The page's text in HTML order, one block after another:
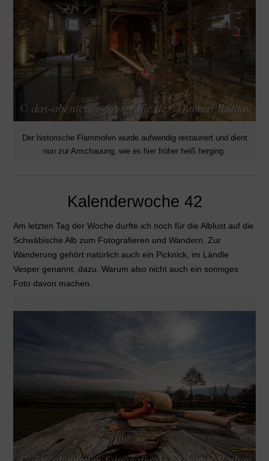
Der historische Flammofen wurde aufwendig restauriert und dient
nun zur Anschauung, wie es hier früher heiß herging.
Kalenderwoche 42
Am letzten Tag der Woche durfte ich noch für die Alblust auf die
Schwäbische Alb zum Fotografieren und Wandern. Zur
Wanderung gehört natürlich auch ein Picknick, im Ländle
Vesper genannt, dazu. Warum also nicht auch ein sonniges
Foto davon machen.